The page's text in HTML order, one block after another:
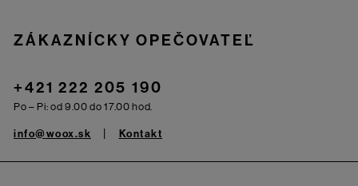
ZÁKAZNÍCKY OPEČOVATEĽ
+421 222 205 190
Po – Pi: od 9.00 do 17.00 hod.
info@woox.sk Kontakt